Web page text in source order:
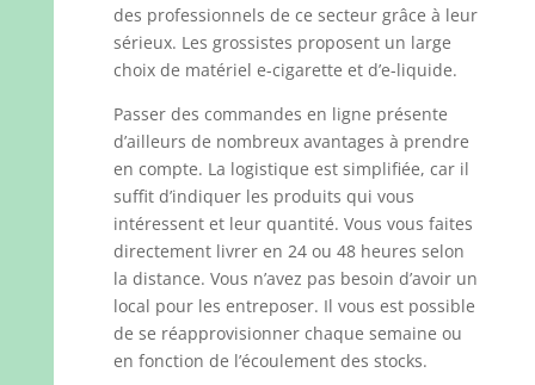
des professionnels de ce secteur grâce à leur
sérieux. Les grossistes proposent un large
choix de matériel e-cigarette et d’e-liquide.
Passer des commandes en ligne présente
d’ailleurs de nombreux avantages à prendre
en compte. La logistique est simplifiée, car il
suffit d’indiquer les produits qui vous
intéressent et leur quantité. Vous vous faites
directement livrer en 24 ou 48 heures selon
la distance. Vous n’avez pas besoin d’avoir un
local pour les entreposer. Il vous est possible
de se réapprovisionner chaque semaine ou
en fonction de l’écoulement des stocks.